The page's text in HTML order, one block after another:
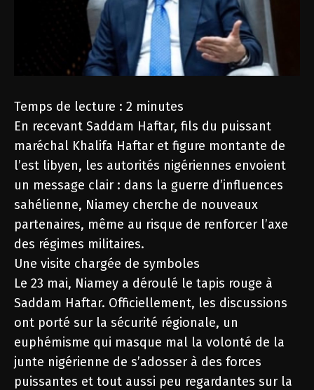
Temps de lecture : 2 minutes
En recevant Saddam Haftar, fils du puissant
maréchal Khalifa Haftar et figure montante de
l’est libyen, les autorités nigériennes envoient
un message clair : dans la guerre d’influences
sahélienne, Niamey cherche de nouveaux
partenaires, même au risque de renforcer l’axe
des régimes militaires.
Une visite chargée de symboles
Le 23 mai, Niamey a déroulé le tapis rouge à
Saddam Haftar. Officiellement, les discussions
ont porté sur la sécurité régionale, un
euphémisme qui masque mal la volonté de la
junte nigérienne de s’adosser à des forces
puissantes et tout aussi peu regardantes sur la